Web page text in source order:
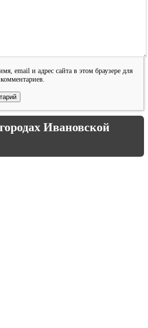
email и адрес сайта в этом браузере для
Ивановской